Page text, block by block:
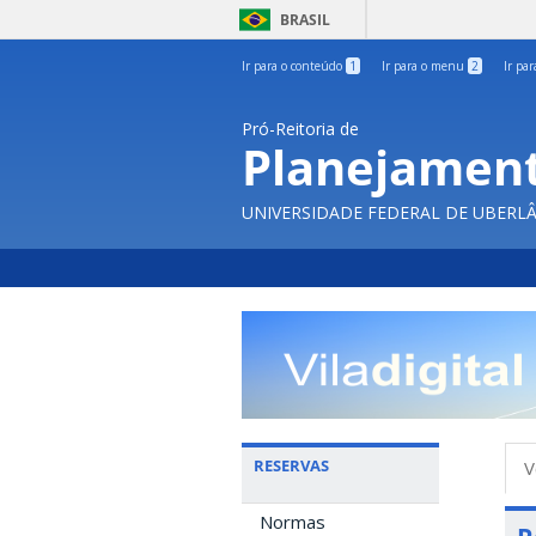
BRASIL
Ir para o conteúdo 1 Ir para o menu 2 Ir
Pró-Reitoria de
UNIVERSIDADE FEDERAL DE
RESERVAS
Normas